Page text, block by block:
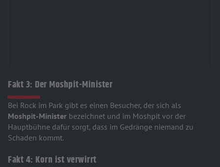
Fakt 3: Der Moshpit-Minister
Bei Rock im Park gibt es einen Besucher, der sich als
Moshpit-Minister bezeichnet und im Moshpit vor der
Hauptbühne dafür sorgt, dass im Gedränge niemand zu
Schaden kommt.
Fakt 4: Korn ist verwirrt